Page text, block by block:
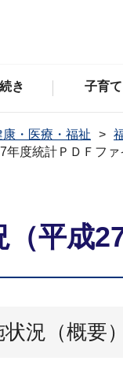
き 子育
康・医療・福祉
度統計ＰＤＦファ
平成
況（概要）